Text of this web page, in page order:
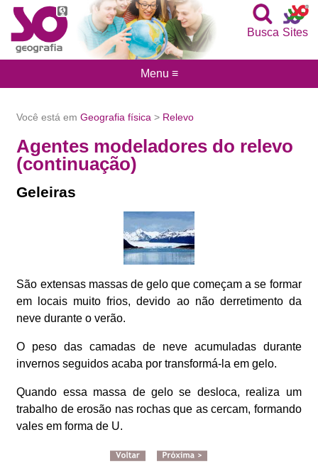
Sites
Busca
Você está emGeografia física > Relevo
Agentes modeladores do relevo
(continuação)
Geleiras
São extensas massas de gelo que começam a se formar
em locais muito frios, devido ao não derretimento da
neve durante o verão.
O peso das camadas de neve acumuladas durante
invernos seguidos acaba por transformá-la em gelo.
Quando essa massa de gelo se desloca, realiza um
trabalho de erosão nas rochas que as cercam, formando
vales em forma de U.